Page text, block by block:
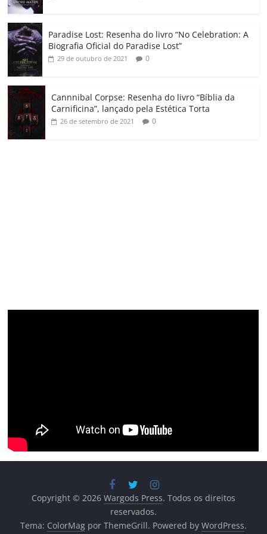
Paradise Lost: Resenha do livro “No Celebration: A
Biografia Oficial do Paradise Lost”
29 de outubro de 2021 0
Cannnibal Corpse: Resenha do livro “Bíblia da
Carnificina”, lançado pela Estética Torta
26 de setembro de 2021 0
Copyright © 2026 Wargods Press. Todos os direitos
reservados.
Tema: ColorMagpor ThemeGrill. Powered by WordPress.